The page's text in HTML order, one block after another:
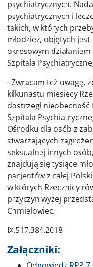
psychiatrycznych.
psychiatrycznych i
takich, w których
młodzież, objętych
okresowym
Szpitala
- Zwracam też uwagę,
kilkunastu miesięcy
dostrzegł nieobecność
Szpitala
Ośrodku dla osób z
stwarzających
seksualnej innych
znajdują się tysiące
pacjentów z całej
w których Rzecznicy
przyczyn wyżej
Chmielowiec.
IX.517.384.2018
Załączniki:
Dokument
Odpowiedź RPP